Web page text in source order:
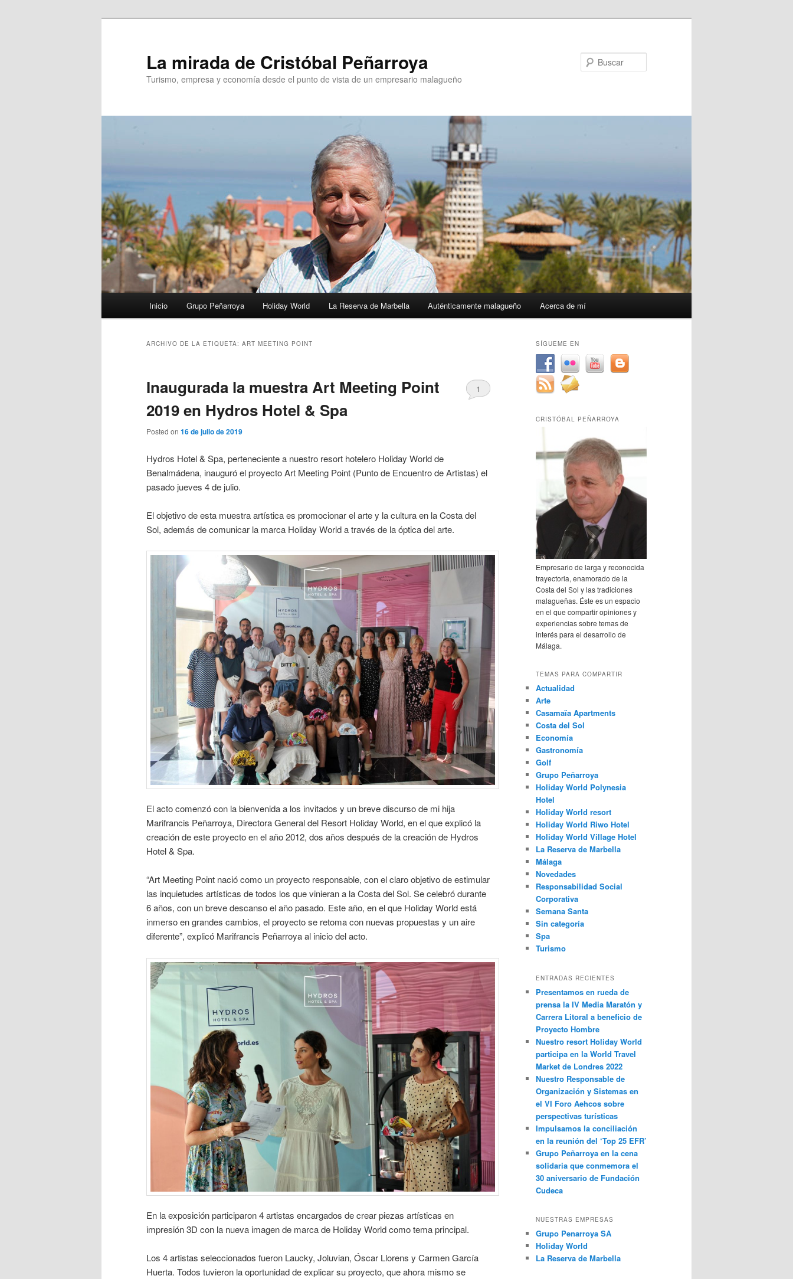
La mirada de Cristóbal Peñarroya
Turismo, empresa y economía desde el punto de vista de un empresario malagueño
Inicio Grupo Peñarroya Holiday World La Reserva de Marbella Auténticamente malagueño Acerca de mí
ARCHIVO DE LA ETIQUETA: ART MEETING POINT
Inaugurada la muestra Art Meeting Point
2019 en Hydros Hotel & Spa
Posted on 16 de julio de 2019
1
Hydros Hotel & Spa, perteneciente a nuestro resort hotelero Holiday World de
Benalmádena, inauguró el proyecto Art Meeting Point (Punto de Encuentro de Artistas) el
pasado jueves 4 de julio.
El objetivo de esta muestra artística es promocionar el arte y la cultura en la Costa del
Sol, además de comunicar la marca Holiday World a través de la óptica del arte.
El acto comenzó con la bienvenida a los invitados y un breve discurso de mi hija
Marifrancis Peñarroya, Directora General del Resort Holiday World, en el que explicó la
creación de este proyecto en el año 2012, dos años después de la creación de Hydros
Hotel & Spa.
“Art Meeting Point nació como un proyecto responsable, con el claro objetivo de estimular
las inquietudes artísticas de todos los que vinieran a la Costa del Sol. Se celebró durante
6 años, con un breve descanso el año pasado. Este año, en el que Holiday World está
inmerso en grandes cambios, el proyecto se retoma con nuevas propuestas y un aire
diferente”, explicó Marifrancis Peñarroya al inicio del acto.
En la exposición participaron 4 artistas encargados de crear piezas artísticas en
impresión 3D con la nueva imagen de marca de Holiday World como tema principal.
Los 4 artistas seleccionados fueron Laucky, Joluvian, Óscar Llorens y Carmen García
Huerta. Todos tuvieron la oportunidad de explicar su proyecto, que ahora mismo se
SÍGUEME EN
CRISTÓBAL PEÑARROYA
Empresario de larga y reconocida
trayectoria, enamorado de la
Costa del Sol y las tradiciones
malagueñas. Éste es un espacio
en el que compartir opiniones y
experiencias sobre temas de
interés para el desarrollo de
Málaga.
TEMAS PARA COMPARTIR
Actualidad
Arte
Casamaïa Apartments
Costa del Sol
Economía
Gastronomía
Golf
Grupo Peñarroya
Holiday World Polynesia
Hotel
Holiday World resort
Holiday World Riwo Hotel
Holiday World Village Hotel
La Reserva de Marbella
Málaga
Novedades
Responsabilidad Social
Corporativa
Semana Santa
Sin categoría
Spa
Turismo
ENTRADAS RECIENTES
Presentamos en rueda de
prensa la IV Media Maratón y
Carrera Litoral a beneficio de
Proyecto Hombre
Nuestro resort Holiday World
participa en la World Travel
Market de Londres 2022
Nuestro Responsable de
Organización y Sistemas en
el VI Foro Aehcos sobre
perspectivas turísticas
Impulsamos la conciliación
en la reunión del ‘Top 25 EFR’
Grupo Peñarroya en la cena
solidaria que conmemora el
30 aniversario de Fundación
Cudeca
NUESTRAS EMPRESAS
Grupo Penarroya SA
Holiday World
La Reserva de Marbella